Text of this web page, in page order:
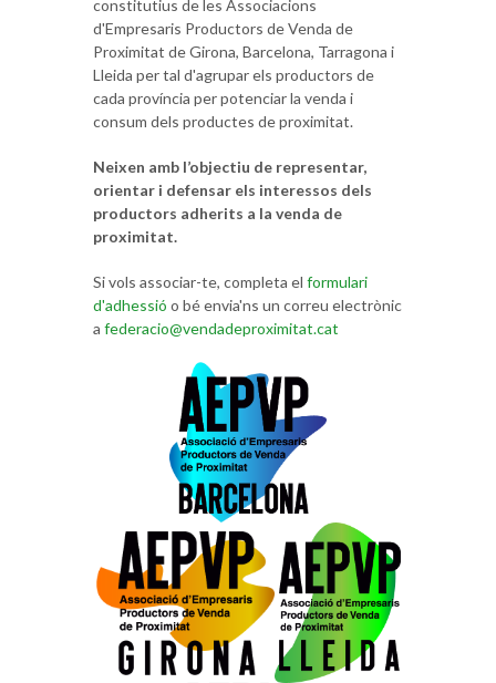
constitutius de les Associacions
d'Empresaris Productors de Venda de
Proximitat de Girona, Barcelona, Tarragona i
Lleida per tal d'agrupar els productors de
cada província per potenciar la venda i
consum dels productes de proximitat.
Neixen amb l’objectiu de representar,
orientar i defensar els interessos dels
productors adherits a la venda de
proximitat.
Si vols associar-te, completa el formulari
d'adhessió o bé envia'ns un correu electrònic
a federacio@vendadeproximitat.cat